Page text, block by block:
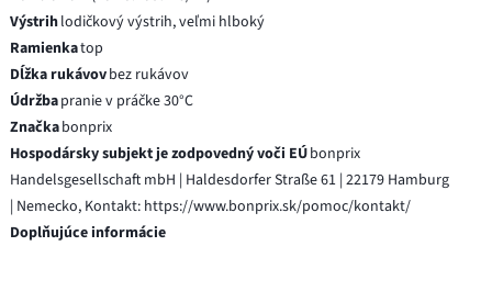
Výstrihlodičkový výstrih, veľmi hlboký
Ramienkatop
Dĺžka rukávovbez rukávov
Údržbapranie v práčke 30°C
Značkabonprix
Hospodársky subjekt je zodpovedný voči EÚbonprix
Handelsgesellschaft mbH | Haldesdorfer Straße 61 | 22179 Hamburg
| Nemecko, Kontakt: https://www.bonprix.sk/pomoc/kontakt/
Doplňujúce informácie